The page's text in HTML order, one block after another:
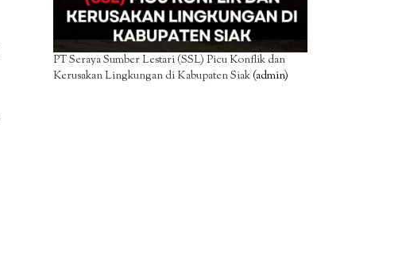
PT Seraya Sumber Lestari (SSL) Picu Konflik dan
Kerusakan Lingkungan di Kabupaten Siak(admin)